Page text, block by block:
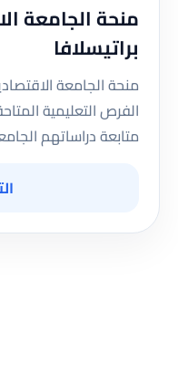
منحة الجامعة
براتيسلافا
منحة الجامعة
الفرص التعليمية
متابعة دراساتهم